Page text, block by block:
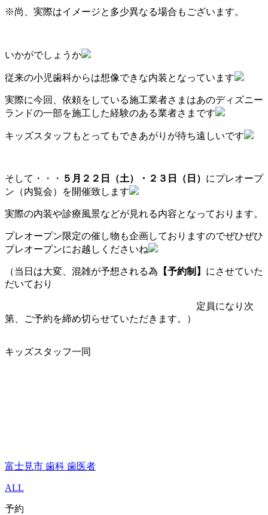
※尚、実際はイメージと多少異なる場合もございます。
いかがでしょうか
従来の小児歯科からは想像できな内装となっています
実際に今回、依頼をしている施工業者さまはあのディズニー
ランドの一部を施工した経験のある業者さまです
キッズスタッフもとってもできあがりが待ち遠しいです
そして・・・ ５月２２日（土）・２３日（日） にプレオープ
ン（内覧会）を開催致します
実際の内装や診療風景などが見れる内容となっております。
プレオープン限定の催し物も企画しておりますのでぜひぜひ
プレオープンにお越しくださいね
（当日は大変、混雑が予想される為 【予約制】 にさせていた
だいており
定員になり次
第、ご予約を締め切らせていただきます。）
キッズスタッフ一同
富士見市 歯科 歯医者
ALL
予約